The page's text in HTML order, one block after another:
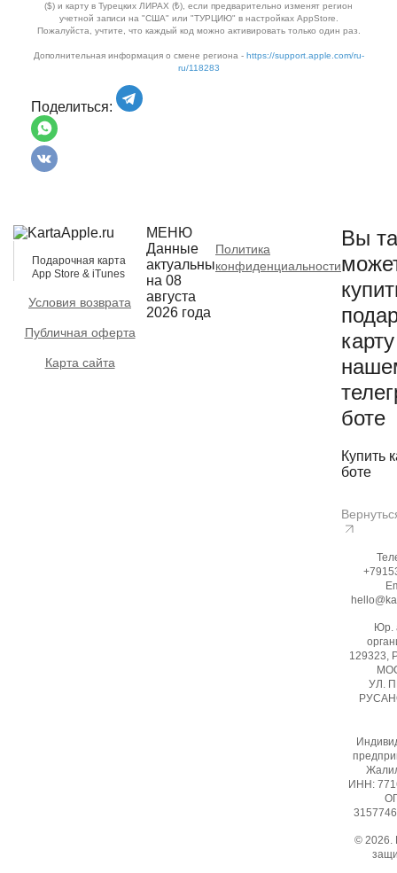
($) и карту в Турецких ЛИРАХ (₺), если предварительно изменят регион
учетной записи на "США" или "ТУРЦИЮ" в настройках AppStore.
Пожалуйста, учтите, что каждый код можно активировать только один раз.
Дополнительная информация о смене региона - https://support.apple.com/ru-
ru/118283
Поделиться:
Подарочная карта
App Store & iTunes
Условия возврата
Публичная оферта
Карта сайта
МЕНЮ
Данные
актуальны
на 08
августа
2026 года
Политика
конфиденциальности
Вы
боте
Купить
боте
Юр.
129323,
УЛ.
ИНН:
© 2026.